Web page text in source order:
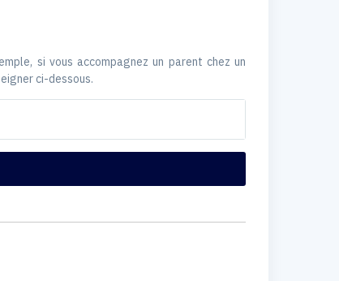
si vous accompagnez un parent chez un
ci-dessous.